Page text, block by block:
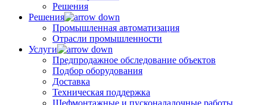
Решения
Решения
Промышленная автоматизация
Отрасли промышленности
Услуги
Предпродажное обследование объектов
Подбор оборудования
Доставка
Техническая поддержка
Шефмонтажные и пусконаладочные работы